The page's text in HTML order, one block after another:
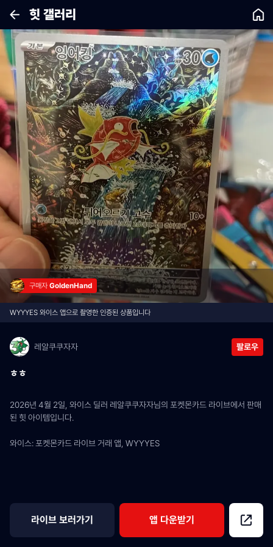
힛 갤러리
구매자 GoldenHand
WYYYES 와이스 앱으로 촬영한 인증된 상품입니다
레알쿠쿠자자 팔로우
ㅎㅎ
2026년 4월 2일, 와이스 딜러 레알쿠쿠자자님의 포켓몬카드 라이브에서 판매
된 힛 아이템입니다.
와이스: 포켓몬카드 라이브 거래 앱, WYYYES
라이브 보러가기 앱 다운받기